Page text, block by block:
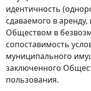
идентичность
сдаваемого в
Обществом в
сопоставимость
муниципального
заключенного
пользования.